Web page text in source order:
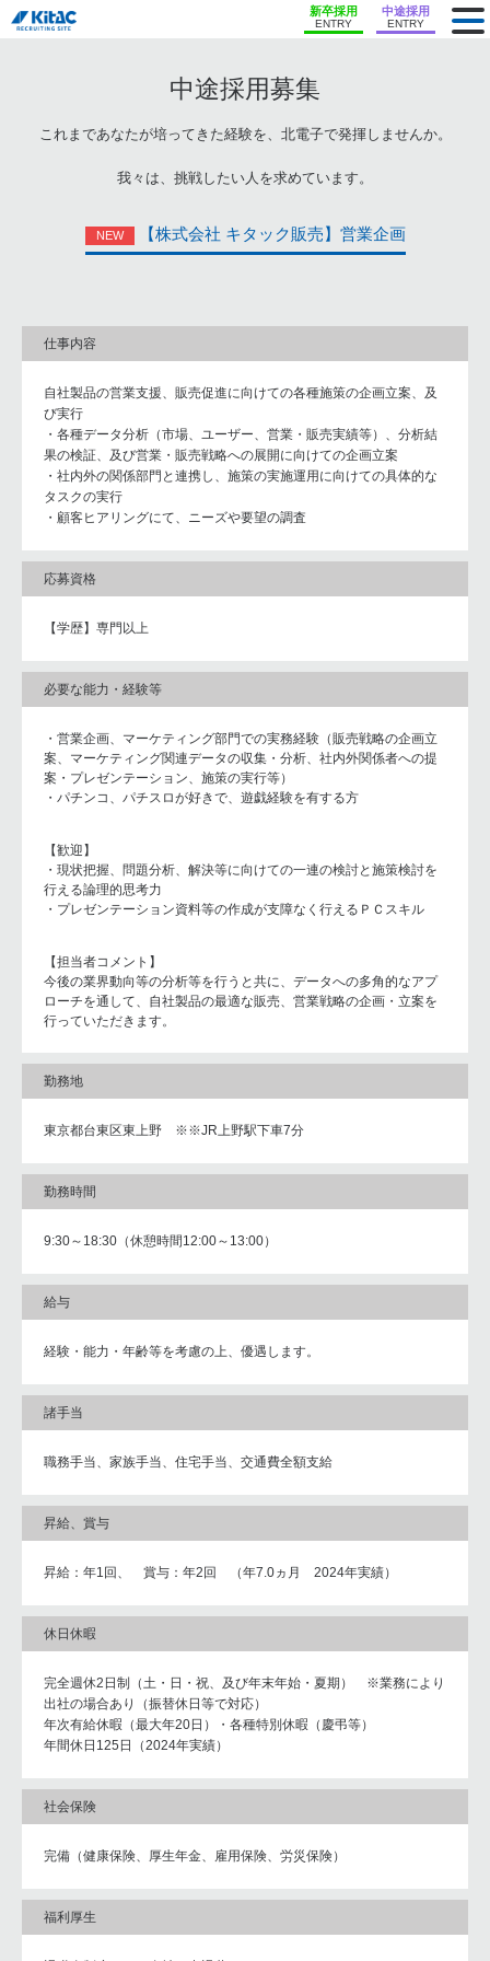
新卒採用
ENTRY
中途採用
ENTRY
中途採用募集
これまであなたが培ってきた経験を、北電⼦で発揮しませんか。
我々は、挑戦したい⼈を求めています。
NEW 【株式会社 キタック販売】営業企画
仕事内容
自社製品の営業支援、販売促進に向けての各種施策の企画立案、及
び実行
・各種データ分析（市場、ユーザー、営業・販売実績等）、分析結
果の検証、及び営業・販売戦略への展開に向けての企画立案
・社内外の関係部門と連携し、施策の実施運用に向けての具体的な
タスクの実行
・顧客ヒアリングにて、ニーズや要望の調査
応募資格
【学歴】専門以上
必要な能力・経験等
・営業企画、マーケティング部門での実務経験（販売戦略の企画立
案、マーケティング関連データの収集・分析、社内外関係者への提
案・プレゼンテーション、施策の実行等）
・パチンコ、パチスロが好きで、遊戯経験を有する方
【歓迎】
・現状把握、問題分析、解決等に向けての一連の検討と施策検討を
行える論理的思考力
・プレゼンテーション資料等の作成が支障なく行えるＰＣスキル
【担当者コメント】
今後の業界動向等の分析等を行うと共に、データへの多角的なアプ
ローチを通して、自社製品の最適な販売、営業戦略の企画・立案を
行っていただきます。
勤務地
東京都台東区東上野 ※※JR上野駅下車7分
勤務時間
9:30～18:30（休憩時間12:00～13:00）
給与
経験・能力・年齢等を考慮の上、優遇します。
諸手当
職務手当、家族手当、住宅手当、交通費全額支給
昇給、賞与
昇給：年1回、 賞与：年2回 （年7.0ヵ月 2024年実績）
休日休暇
完全週休2日制（土・日・祝、及び年末年始・夏期） ※業務により
出社の場合あり（振替休日等で対応）
年次有給休暇（最大年20日）・各種特別休暇（慶弔等）
年間休日125日（2024年実績）
社会保険
完備（健康保険、厚生年金、雇用保険、労災保険）
福利厚生